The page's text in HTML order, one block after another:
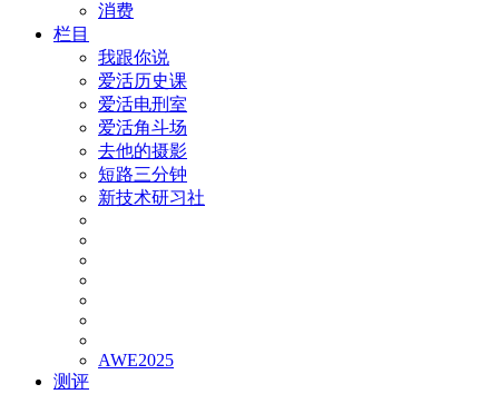
消费
栏目
我跟你说
爱活历史课
爱活电刑室
爱活角斗场
去他的摄影
短路三分钟
新技术研习社
AWE2025
测评